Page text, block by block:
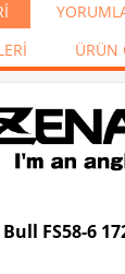
ÜRÜN
FS58-6